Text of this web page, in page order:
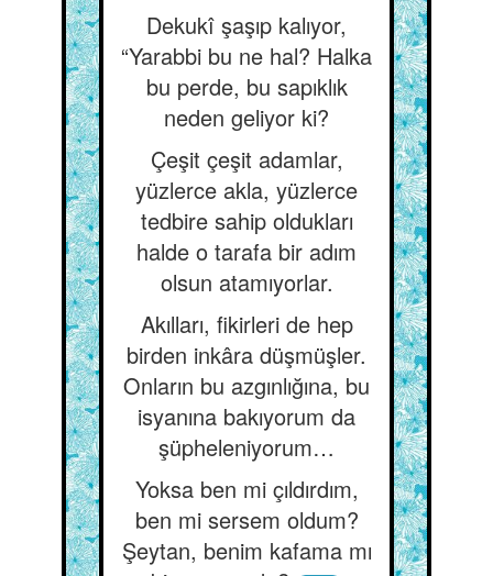
Dekukî şaşıp kalıyor,
“Yarabbi bu ne hal? Halka
bu perde, bu sapıklık
neden geliyor ki?
Çeşit çeşit adamlar,
yüzlerce akla, yüzlerce
tedbire sahip oldukları
halde o tarafa bir adım
olsun atamıyorlar.
Akılları, fikirleri de hep
birden inkâra düşmüşler.
Onların bu azgınlığına, bu
isyanına bakıyorum da
şüpheleniyorum…
Yoksa ben mi çıldırdım,
ben mi sersem oldum?
Şeytan, benim kafama mı